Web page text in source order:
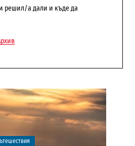
решил/а дали и къде да